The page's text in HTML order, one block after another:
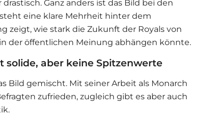
Ganz anders ist das Bild bei den
eine klare Mehrheit hinter dem
zeigt, wie stark die Zukunft der Royals von
der öffentlichen Meinung abhängen könnte.
solide, aber keine Spitzenwerte
Bild gemischt. Mit seiner Arbeit als Monarch
zufrieden, zugleich gibt es aber auch